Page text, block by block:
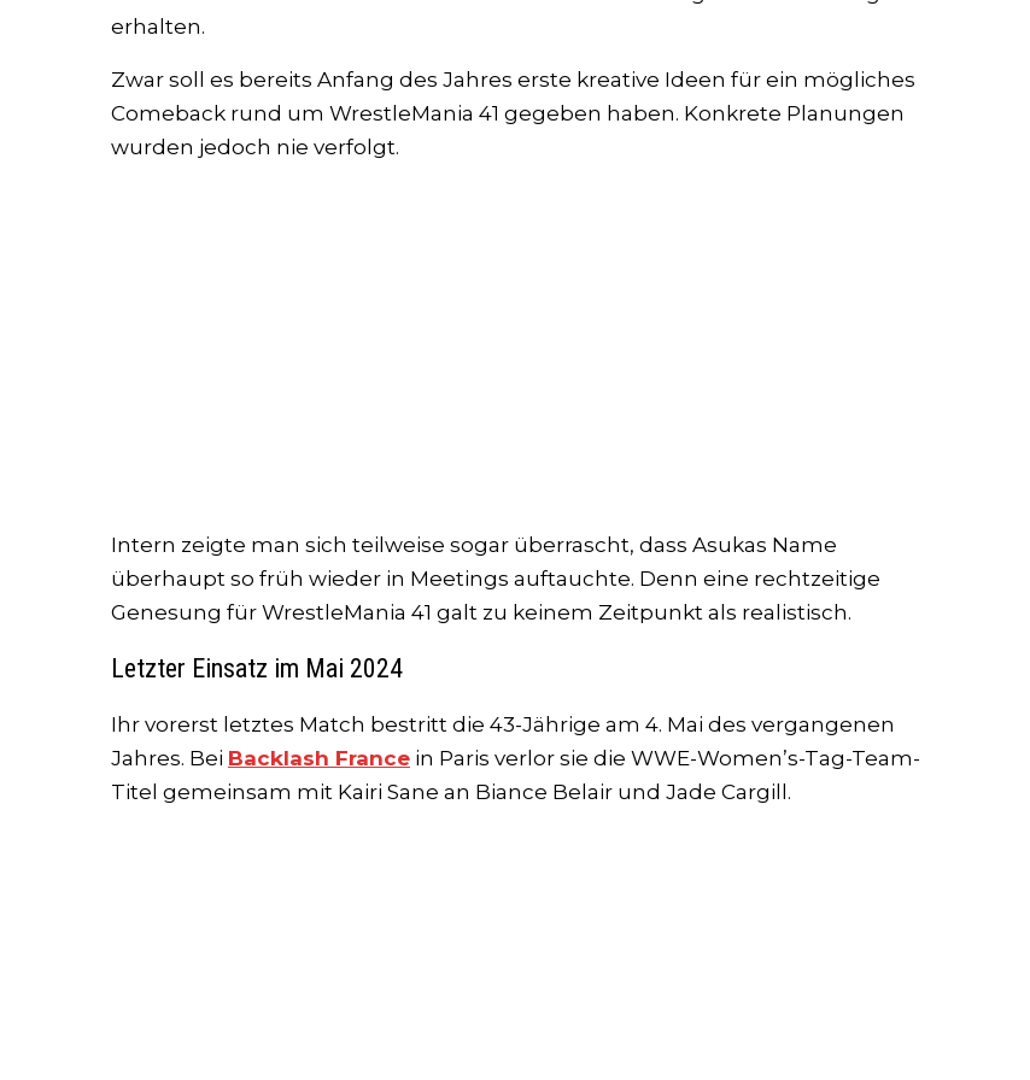
erhalten.
Zwar soll es bereits Anfang des Jahres erste kreative Ideen für ein mögliches
Comeback rund um WrestleMania 41 gegeben haben. Konkrete Planungen
wurden jedoch nie verfolgt.
Intern zeigte man sich teilweise sogar überrascht, dass Asukas Name
überhaupt so früh wieder in Meetings auftauchte. Denn eine rechtzeitige
Genesung für WrestleMania 41 galt zu keinem Zeitpunkt als realistisch.
Letzter Einsatz im Mai 2024
Ihr vorerst letztes Match bestritt die 43-Jährige am 4. Mai des vergangenen
Jahres. Bei Backlash France in Paris verlor sie die WWE-Women’s-Tag-Team-
Titel gemeinsam mit Kairi Sane an Biance Belair und Jade Cargill.